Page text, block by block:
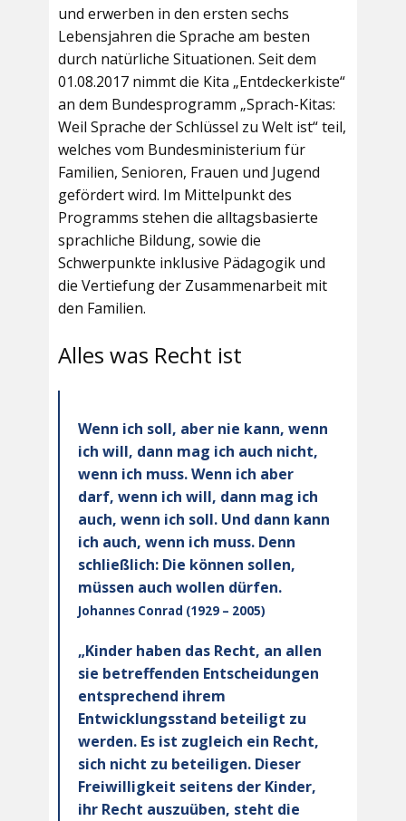
und erwerben in den ersten sechs
Lebensjahren die Sprache am besten
durch natürliche Situationen. Seit dem
01.08.2017 nimmt die Kita „Entdeckerkiste“
an dem Bundesprogramm „Sprach-Kitas:
Weil Sprache der Schlüssel zu Welt ist“ teil,
welches vom Bundesministerium für
Familien, Senioren, Frauen und Jugend
gefördert wird. Im Mittelpunkt des
Programms stehen die alltagsbasierte
sprachliche Bildung, sowie die
Schwerpunkte inklusive Pädagogik und
die Vertiefung der Zusammenarbeit mit
den Familien.
Alles was Recht ist
Wenn ich soll, aber nie kann, wenn
ich will, dann mag ich auch nicht,
wenn ich muss. Wenn ich aber
darf, wenn ich will, dann mag ich
auch, wenn ich soll. Und dann kann
ich auch, wenn ich muss. Denn
schließlich: Die können sollen,
müssen auch wollen dürfen.
Johannes Conrad (1929 – 2005)
„Kinder haben das Recht, an allen
sie betreffenden Entscheidungen
entsprechend ihrem
Entwicklungsstand beteiligt zu
werden. Es ist zugleich ein Recht,
sich nicht zu beteiligen. Dieser
Freiwilligkeit seitens der Kinder,
ihr Recht auszuüben, steht die